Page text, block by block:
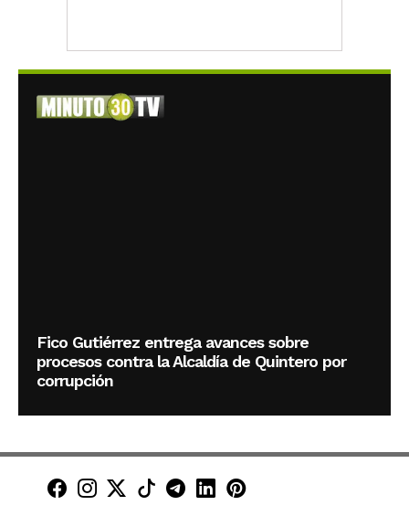
Fico Gutiérrez entrega avances sobre
procesos contra la Alcaldía de Quintero por
corrupción
Minuto30 en Facebook
Minuto30 en Instagram
Minuto30 en X (Twitter)
Minuto30 en TikTok
Canal de Minuto30 en
Minuto30 en LinkedIn
Minuto30 en